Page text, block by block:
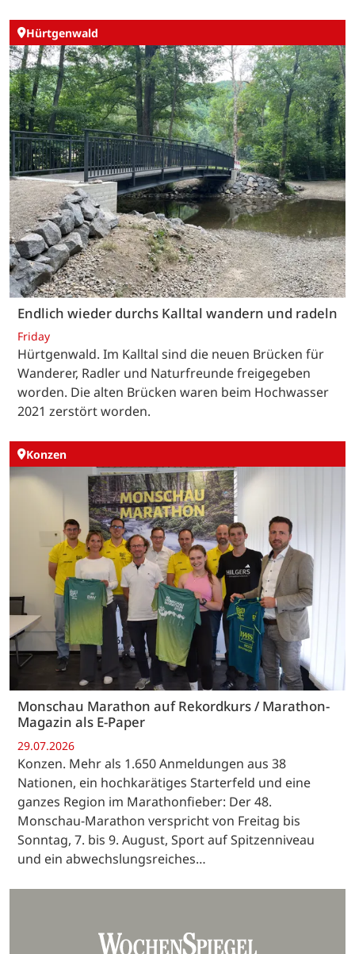
Hürtgenwald
Endlich wieder durchs Kalltal wandern und radeln
Friday
Hürtgenwald. Im Kalltal sind die neuen Brücken für
Wanderer, Radler und Naturfreunde freigegeben
worden. Die alten Brücken waren beim Hochwasser
2021 zerstört worden.
Konzen
Monschau Marathon auf Rekordkurs / Marathon-
Magazin als E-Paper
29.07.2026
Konzen. Mehr als 1.650 Anmeldungen aus 38
Nationen, ein hochkarätiges Starterfeld und eine
ganzes Region im Marathonfieber: Der 48.
Monschau-Marathon verspricht von Freitag bis
Sonntag, 7. bis 9. August, Sport auf Spitzenniveau
und ein abwechslungsreiches…